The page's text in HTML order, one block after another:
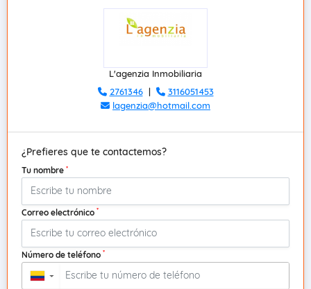
L'agenzia Inmobiliaria
2761346|
3116051453
lagenzia@hotmail.com
¿Prefieres que te contactemos?
Tu nombre *
Correo electrónico *
Número de teléfono *
▼